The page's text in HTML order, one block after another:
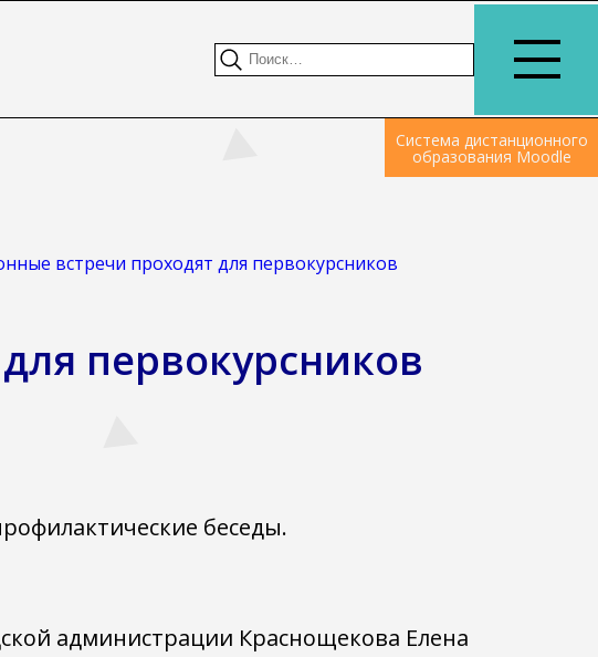
Система дистанционного
образования Moodle
встречи проходят для первокурсников
первокурсников
беседы.
администрации Краснощекова Елена